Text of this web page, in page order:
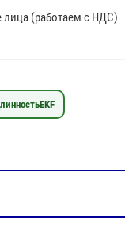
лица (работаем с НДС)
EKF